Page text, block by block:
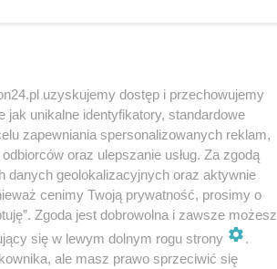
uzyskujemy dostęp i przechowujemy
unikalne identyfikatory, standardowe
zapewniania spersonalizowanych reklam,
oraz ulepszanie usług. Za zgodą
danych geolokalizacyjnych oraz aktywnie
cenimy Twoją prywatność, prosimy o
Zgoda jest dobrowolna i zawsze możesz
się w lewym dolnym rogu strony
.
ale masz prawo sprzeciwić się